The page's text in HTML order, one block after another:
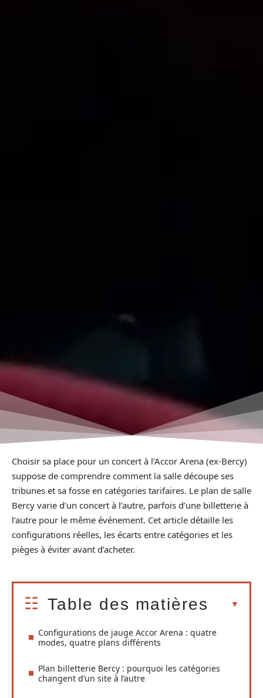
Choisir sa place pour un concert à l’Accor Arena (ex-Bercy)
suppose de comprendre comment la salle découpe ses
tribunes et sa fosse en catégories tarifaires. Le plan de salle
Bercy varie d’un concert à l’autre, parfois d’une billetterie à
l’autre pour le même événement. Cet article détaille les
configurations réelles, les écarts entre catégories et les
pièges à éviter avant d’acheter.
Table des matières
Configurations de jauge Accor Arena : quatre
modes, quatre plans différents
Plan billetterie Bercy : pourquoi les catégories
changent d’un site à l’autre